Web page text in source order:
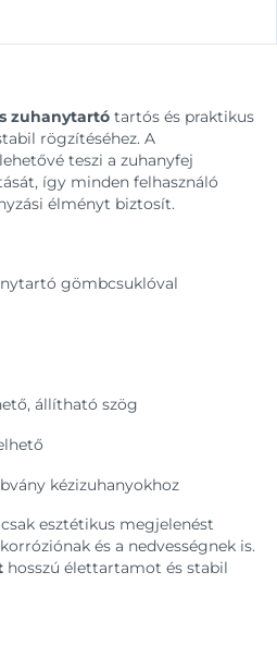
zuhanytartó tartós és praktikus
rögzítéséhez. A
lehetővé teszi a zuhanyfej
így minden felhasználó
élményt biztosít.
gömbcsuklóval
állítható szög
kézizuhanyokhoz
esztétikus megjelenést
és a nedvességnek is.
hosszú élettartamot és stabil